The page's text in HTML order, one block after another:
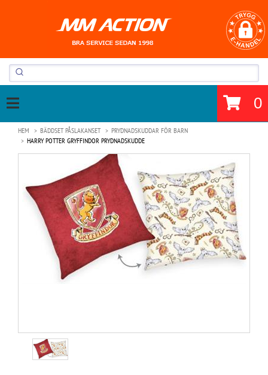
0
HEM BÄDDSET PÅSLAKANSET
PRYDNADSKUDDAR FÖR BARN
HARRY POTTER GRYFFINDOR PRYDNADSKUDDE